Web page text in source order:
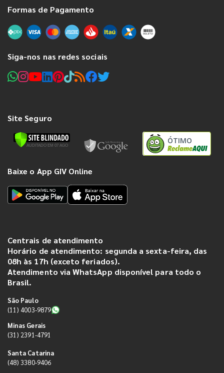
Formas de Pagamento
Siga-nos nas redes sociais
Site Seguro
ÓTIMO
Baixe o App GIV Online
Centrais de atendimento
Horário de atendimento: segunda a sexta-feira, das
08h às 17h (exceto feriados).
Atendimento via WhatsApp disponível para todo o
Brasil.
São Paulo
(11) 4003-9879
Minas Gerais
(31) 2391-4791
Santa Catarina
(48) 3380-9406